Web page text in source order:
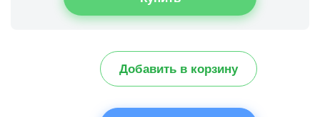
Добавить в корзину